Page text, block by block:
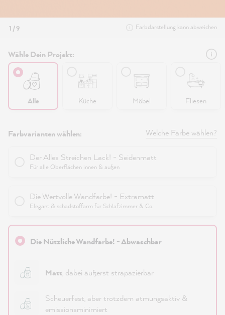
1 / 9 Farbdarstellung kann abweichen
Wähle Dein Projekt:
Alle Küche Möbel Fliesen
Farbvarianten wählen: Welche Farbe wählen?
Der Alles Streichen Lack! - Seidenmatt
Für alle Oberflächen innen & außen
Die Wertvolle Wandfarbe! - Extramatt
Elegant & schadstoffarm für Schlafzimmer & Co.
Die Nützliche Wandfarbe! - Abwaschbar
Matt, dabei äußerst strapazierbar
Scheuerfest, aber trotzdem atmungsaktiv &
emissionsminimiert